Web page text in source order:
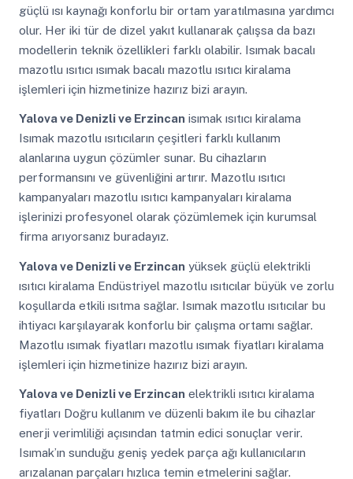
güçlü ısı kaynağı konforlu bir ortam yaratılmasına yardımcı
olur. Her iki tür de dizel yakıt kullanarak çalışsa da bazı
modellerin teknik özellikleri farklı olabilir. Isımak bacalı
mazotlu ısıtıcı ısımak bacalı mazotlu ısıtıcı kiralama
işlemleri için hizmetinize hazırız bizi arayın.
Yalova ve Denizli ve Erzincanisımak ısıtıcı kiralama
Isımak mazotlu ısıtıcıların çeşitleri farklı kullanım
alanlarına uygun çözümler sunar. Bu cihazların
performansını ve güvenliğini artırır. Mazotlu ısıtıcı
kampanyaları mazotlu ısıtıcı kampanyaları kiralama
işlerinizi profesyonel olarak çözümlemek için kurumsal
firma arıyorsanız buradayız.
Yalova ve Denizli ve Erzincanyüksek güçlü elektrikli
ısıtıcı kiralama Endüstriyel mazotlu ısıtıcılar büyük ve zorlu
koşullarda etkili ısıtma sağlar. Isımak mazotlu ısıtıcılar bu
ihtiyacı karşılayarak konforlu bir çalışma ortamı sağlar.
Mazotlu ısımak fiyatları mazotlu ısımak fiyatları kiralama
işlemleri için hizmetinize hazırız bizi arayın.
Yalova ve Denizli ve Erzincanelektrikli ısıtıcı kiralama
fiyatları Doğru kullanım ve düzenli bakım ile bu cihazlar
enerji verimliliği açısından tatmin edici sonuçlar verir.
Isımak’ın sunduğu geniş yedek parça ağı kullanıcıların
arızalanan parçaları hızlıca temin etmelerini sağlar.